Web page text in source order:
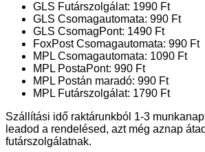
GLS Futárszolgálat: 1990 Ft
GLS Csomagautomata: 990 Ft
GLS CsomagPont: 1490 Ft
FoxPost Csomagautomata: 990 Ft
MPL Csomagautomata: 1090 Ft
MPL PostaPont: 990 Ft
MPL Postán maradó: 990 Ft
MPL Futárszolgálat: 1790 Ft
Szállítási idő raktárunkból 1-3
leadod a rendelésed, azt még aznap
futárszolgálatnak.